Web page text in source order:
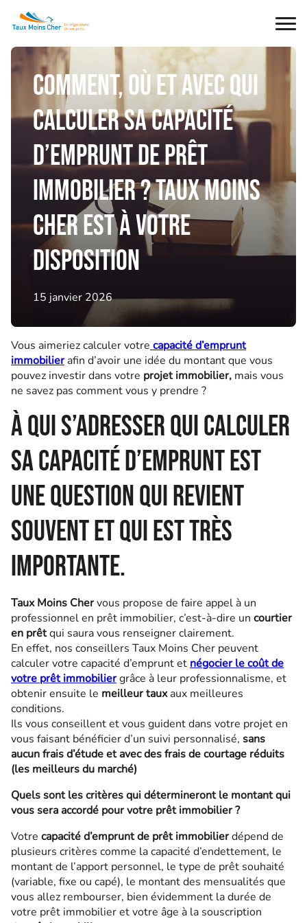
Comment, où et avec qui
calculer sa capacité
d’emprunt de prêt
immobilier ? Taux Moins
Cher est à votre
disposition
15 janvier 2026
Vous aimeriez calculer votre capacité d’emprunt
immobilier afin d’avoir une idée du montant que vous
pouvez investir dans votre projet immobilier, mais vous
ne savez pas comment vous y prendre ?
À qui s’adresser qui calculer
sa capacité d’emprunt est
une question qui revient
souvent et qui est très
importante.
Taux Moins Chervous propose de faire appel à un
professionnel en prêt immobilier, c’est-à-dire un courtier
en prêtqui saura vous renseigner clairement.
En effet, nos conseillers Taux Moins Cher peuvent
calculer votre capacité d’emprunt et négocier le coût de
votre prêt immobiliergrâce à leur professionnalisme, et
obtenir ensuite le meilleur tauxaux meilleures
conditions.
Ils vous conseillent et vous guident dans votre projet en
vous faisant bénéficier d’un suivi personnalisé, sans
aucun frais d’étude et avec des frais de courtage réduits
(les meilleurs du marché)
Quels sont les critères qui détermineront le montant qui
vous sera accordé pour votre prêt immobilier ?
Votre capacité d’emprunt de prêt immobilierdépend de
plusieurs critères comme la capacité d’endettement, le
montant de l’apport personnel, le type de prêt souhaité
(variable, fixe ou capé), le montant des mensualités que
vous allez rembourser, bien évidemment la durée de
votre prêt immobilier et votre âge à la souscription